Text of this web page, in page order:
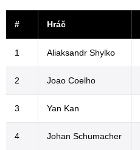
# Hráč
1 Aliaksandr Shylko
2 Joao Coelho
3 Yan Kan
4 Johan Schumacher